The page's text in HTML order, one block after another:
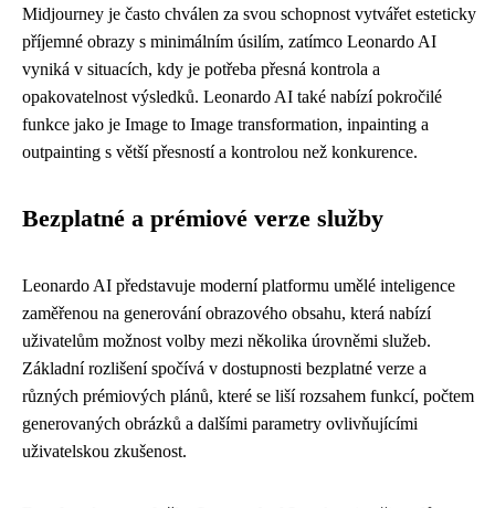
Midjourney je často chválen za svou schopnost vytvářet esteticky
příjemné obrazy s minimálním úsilím, zatímco Leonardo AI
vyniká v situacích, kdy je potřeba přesná kontrola a
opakovatelnost výsledků. Leonardo AI také nabízí pokročilé
funkce jako je Image to Image transformation, inpainting a
outpainting s větší přesností a kontrolou než konkurence.
Bezplatné a prémiové verze služby
Leonardo AI představuje moderní platformu umělé inteligence
zaměřenou na generování obrazového obsahu, která nabízí
uživatelům možnost volby mezi několika úrovněmi služeb.
Základní rozlišení spočívá v dostupnosti bezplatné verze a
různých prémiových plánů, které se liší rozsahem funkcí, počtem
generovaných obrázků a dalšími parametry ovlivňujícími
uživatelskou zkušenost.